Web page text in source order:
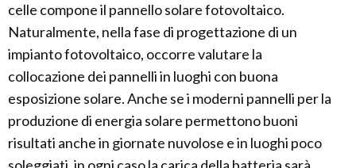
celle compone il pannello solare fotovoltaico.
Naturalmente, nella fase di progettazione di un
impianto fotovoltaico, occorre valutare la
collocazione dei pannelli in luoghi con buona
esposizione solare. Anche se i moderni pannelli per la
produzione di energia solare permettono buoni
risultati anche in giornate nuvolose e in luoghi poco